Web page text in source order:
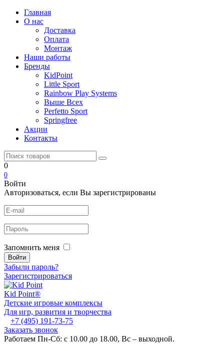
Главная
О нас
Доставка
Оплата
Монтаж
Наши работы
Бренды
KidPoint
Little Sport
Rainbow Play Systems
Выше Всех
Perfetto Sport
Springfree
Акции
Контакты
0
0
Войти
Авторизоваться, если Вы зарегистрированы
Запомнить меня
Забыли пароль?
Зарегистрироваться
Kid Point®
Детские игровые комплексы
Для игр, развития и творчества
+7 (495) 191-73-75
Заказать звонок
Работаем Пн-Сб: с 10.00 до 18.00, Вс – выходной.